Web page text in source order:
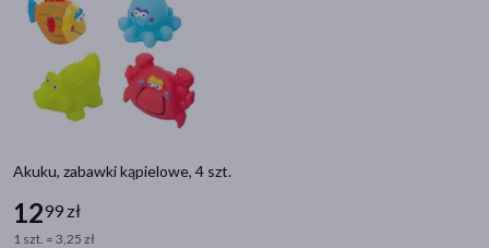
Akuku, zabawki kąpielowe, 4 szt.
1299 zł
1 szt. = 3,25 zł
Canpol Babies(27)
InnoGIO Polska(1)
Jellystone Designs